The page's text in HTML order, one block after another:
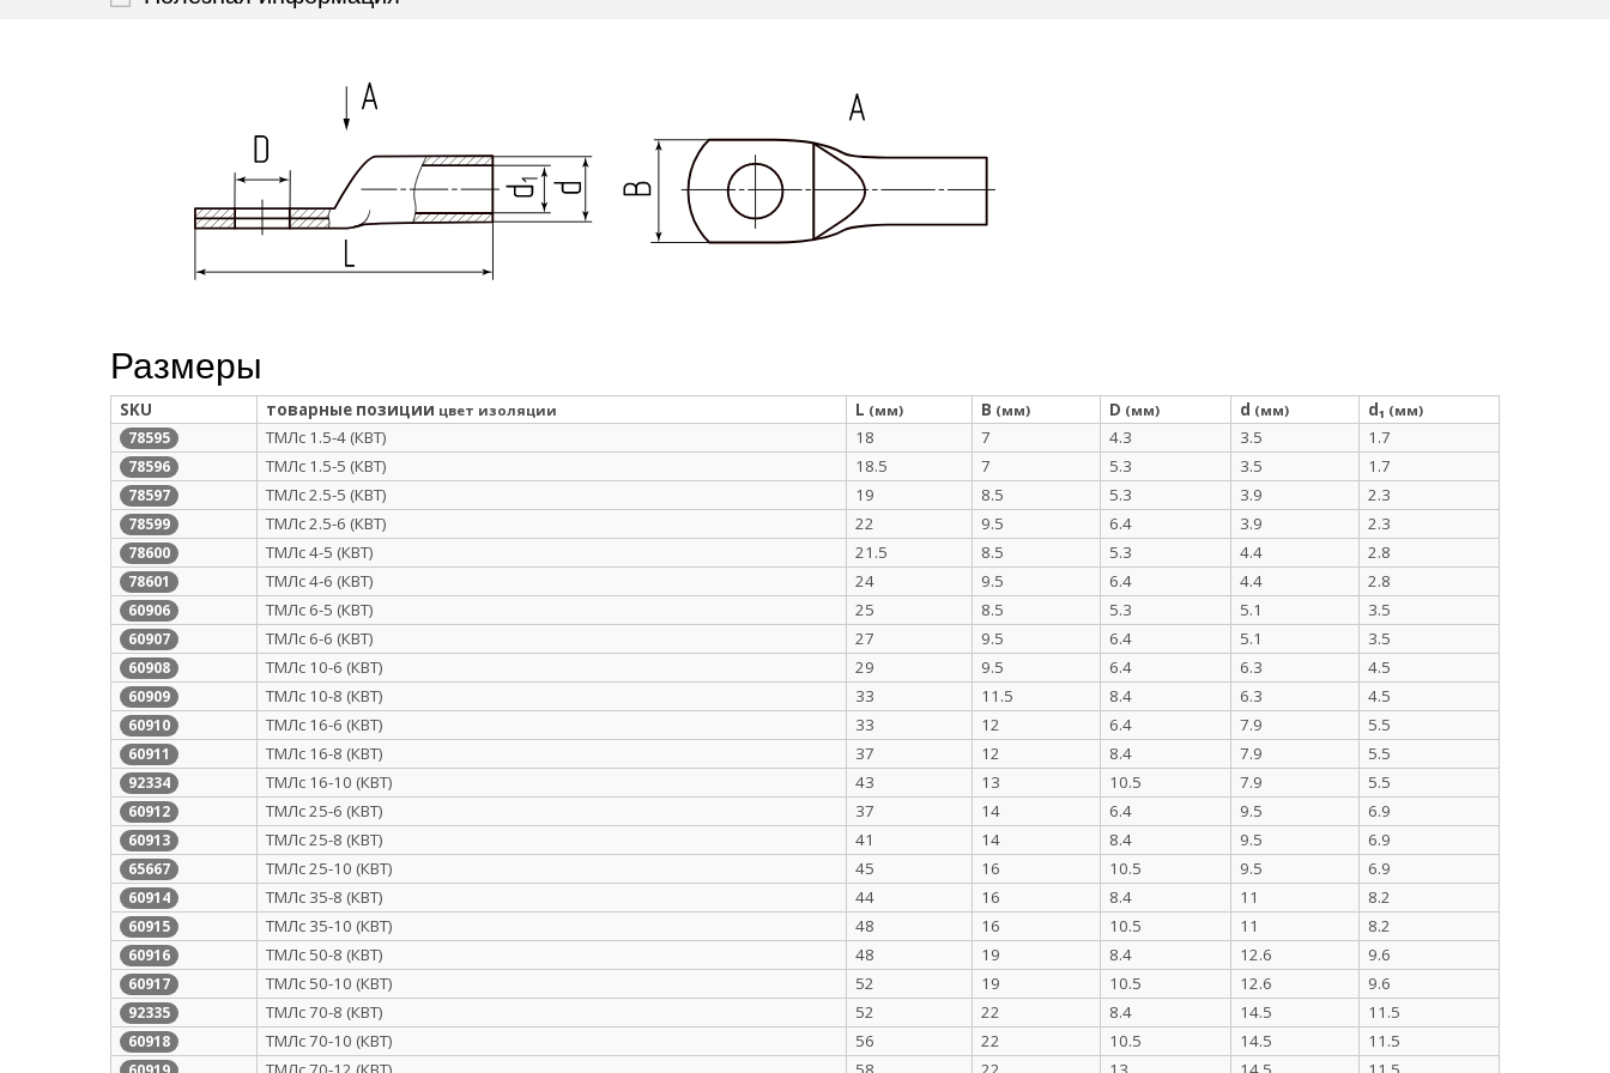
Размеры
SKU товарные позиции цвет изоляции L (мм) B (мм) D (мм) d (мм) d₁ (мм)
78595 ТМЛс 1.5-4 (КВТ) 18 7 4.3 3.5 1.7
78596 ТМЛс 1.5-5 (КВТ) 18.5 7 5.3 3.5 1.7
78597 ТМЛс 2.5-5 (КВТ) 19 8.5 5.3 3.9 2.3
78599 ТМЛс 2.5-6 (КВТ) 22 9.5 6.4 3.9 2.3
78600 ТМЛс 4-5 (КВТ) 21.5 8.5 5.3 4.4 2.8
78601 ТМЛс 4-6 (КВТ) 24 9.5 6.4 4.4 2.8
60906 ТМЛс 6-5 (КВТ) 25 8.5 5.3 5.1 3.5
60907 ТМЛс 6-6 (КВТ) 27 9.5 6.4 5.1 3.5
60908 ТМЛс 10-6 (КВТ) 29 9.5 6.4 6.3 4.5
60909 ТМЛс 10-8 (КВТ) 33 11.5 8.4 6.3 4.5
60910 ТМЛс 16-6 (КВТ) 33 12 6.4 7.9 5.5
60911 ТМЛс 16-8 (КВТ) 37 12 8.4 7.9 5.5
92334 ТМЛс 16-10 (КВТ) 43 13 10.5 7.9 5.5
60912 ТМЛс 25-6 (КВТ) 37 14 6.4 9.5 6.9
60913 ТМЛс 25-8 (КВТ) 41 14 8.4 9.5 6.9
65667 ТМЛс 25-10 (КВТ) 45 16 10.5 9.5 6.9
60914 ТМЛс 35-8 (КВТ) 44 16 8.4 11 8.2
60915 ТМЛс 35-10 (КВТ) 48 16 10.5 11 8.2
60916 ТМЛс 50-8 (КВТ) 48 19 8.4 12.6 9.6
60917 ТМЛс 50-10 (КВТ) 52 19 10.5 12.6 9.6
92335 ТМЛс 70-8 (КВТ) 52 22 8.4 14.5 11.5
60918 ТМЛс 70-10 (КВТ) 56 22 10.5 14.5 11.5